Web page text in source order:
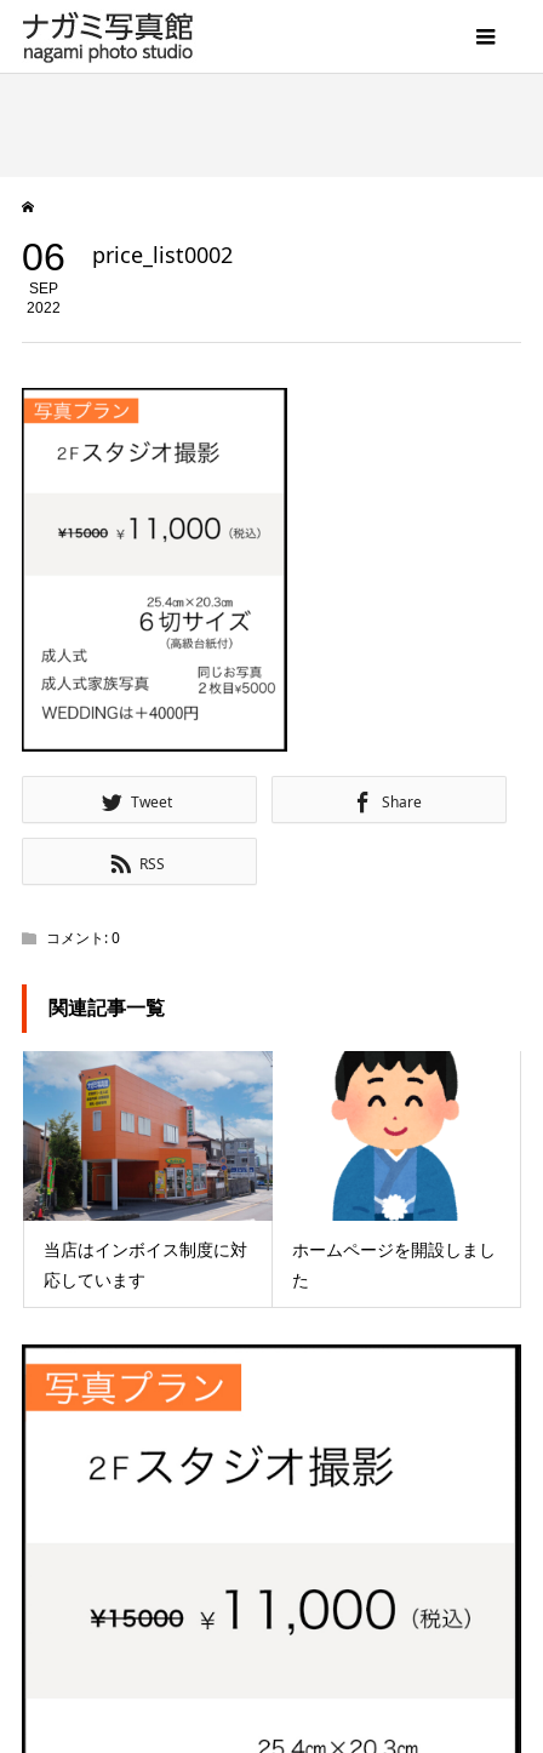
06
SEP
2022
price_list0002
Tweet Share
RSS
コメント:0
関連記事一覧
当店はインボイス制度に対
応しています
ホームページを開設しまし
た